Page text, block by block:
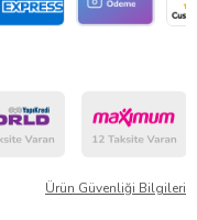
Ürün Güvenliği Bilgileri